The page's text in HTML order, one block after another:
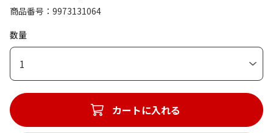
商品番号
9973131064
数量
1
カートに入れる